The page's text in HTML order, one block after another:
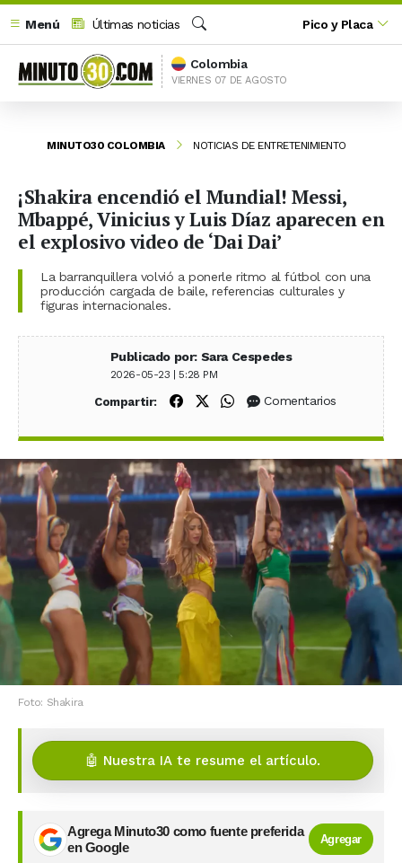
Menú
Últimas noticias
Buscar
Pico y Placa
Colombia
VIERNES 07 DE AGOSTO
MINUTO30 COLOMBIA NOTICIAS DE ENTRETENIMIENTO
¡Shakira encendió el Mundial! Messi,
Mbappé, Vinicius y Luis Díaz aparecen en
el explosivo video de ‘Dai Dai’
La barranquillera volvió a ponerle ritmo al fútbol con una
producción cargada de baile, referencias culturales y
figuras internacionales.
Publicado por: Sara Cespedes
2026-05-23 | 5:28 PM
Compartir: Compartir en Facebook
Compartir en X (Twitter)
Compartir en WhatsApp
Comentarios
Foto: Shakira
🤖 Nuestra IA te resume el artículo.
Agrega Minuto30 como fuente preferida
en Google
Agregar